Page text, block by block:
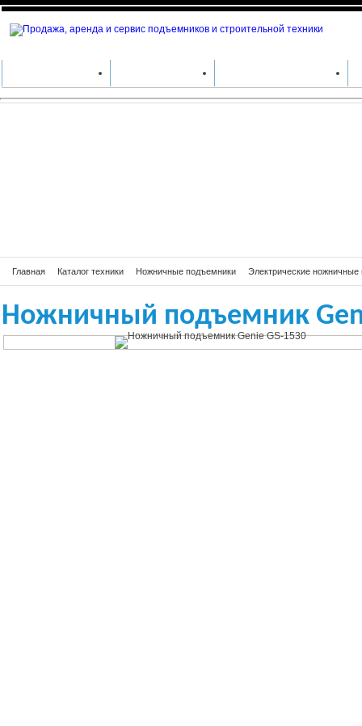
Ножничный
КАТАЛОГ ТЕХНИКИ ПРОИЗВОДИТЕЛИ АРЕНДА СПЕЦТЕХНИКИ
Главная Каталог техники Ножничные подъемники Электрические ножничные
Ножничный подъемник